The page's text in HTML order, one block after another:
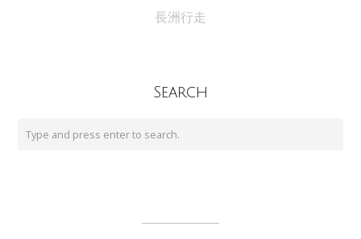
長洲行走
Search